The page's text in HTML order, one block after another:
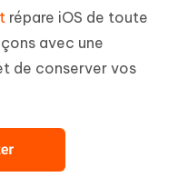
répare iOS de toute
avec une
de conserver vos